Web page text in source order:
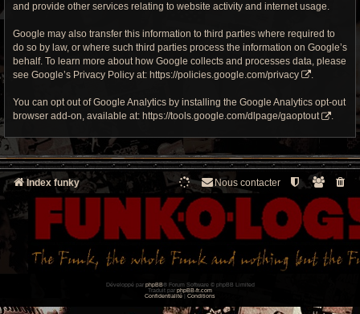
and provide other services relating to website activity and internet usage.
Google may also transfer this information to third parties where required to
do so by law, or where such third parties process the information on Google’s
behalf. To learn more about how Google collects and processes data, please
see Google’s Privacy Policy at: https://policies.google.com/privacy .
You can opt out of Google Analytics by installing the Google Analytics opt-out
browser add-on, available at: https://tools.google.com/dlpage/gaoptout .
Index funky Nous contacter
Développé par phpBB® Forum Software © phpBB Limited
Traduit par phpBB-fr.com
Confidentialité
Conditions